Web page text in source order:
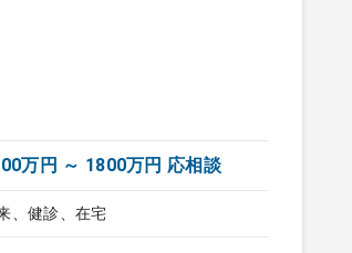
万円 ～ 1800万円 応相談
、健診、在宅